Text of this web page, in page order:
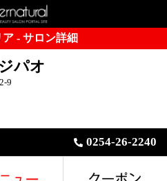
- サロン詳細
パオ
9
0254-26-2240